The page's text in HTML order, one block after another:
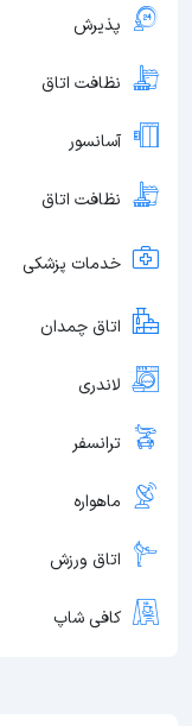
پذیرش
نظافت اتاق
آسانسور
نظافت اتاق
خدمات پزشکی
اتاق چمدان
لاندری
ترانسفر
ماهواره
اتاق ورزش
کافی شاپ